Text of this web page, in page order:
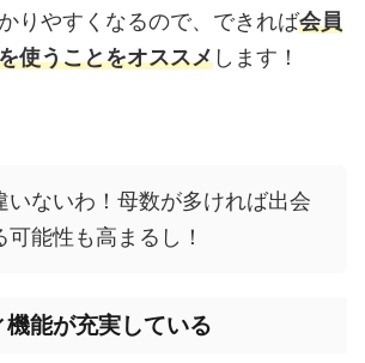
りやすくなるので、できれば会員
使うことをオススメします！
いないわ！母数が多ければ出会
可能性も高まるし！
機能が充実している